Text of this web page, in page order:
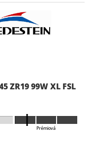
ZR19 99W XL FSL
Prémiová